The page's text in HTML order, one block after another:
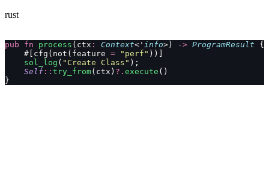
rust
pub fn process (ctx : Context<' info>) -> ProgramResult {
    #[cfg(not(feature
= "perf" ))]
    sol_log
( "Create Class" );
    Self
:: try_from(ctx) ?. execute ()
}